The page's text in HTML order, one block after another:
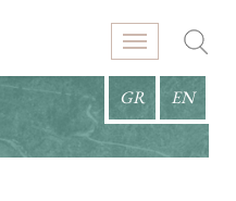
GR EN